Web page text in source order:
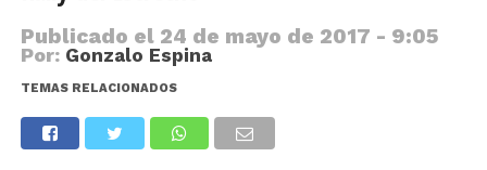
Publicado el 24 de mayo de 2017 - 9:05
Por: Gonzalo Espina
TEMAS RELACIONADOS